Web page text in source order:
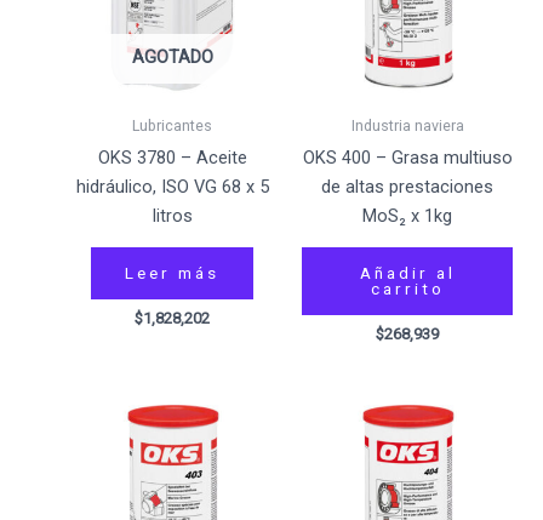
AGOTADO
Lubricantes
OKS 3780 – Aceite
hidráulico, ISO VG 68 x 5
litros
Leer más
$1,828,202
Industria naviera
OKS 400 – Grasa multiuso
de altas prestaciones
MoS₂ x 1kg
Añadir al
carrito
$268,939